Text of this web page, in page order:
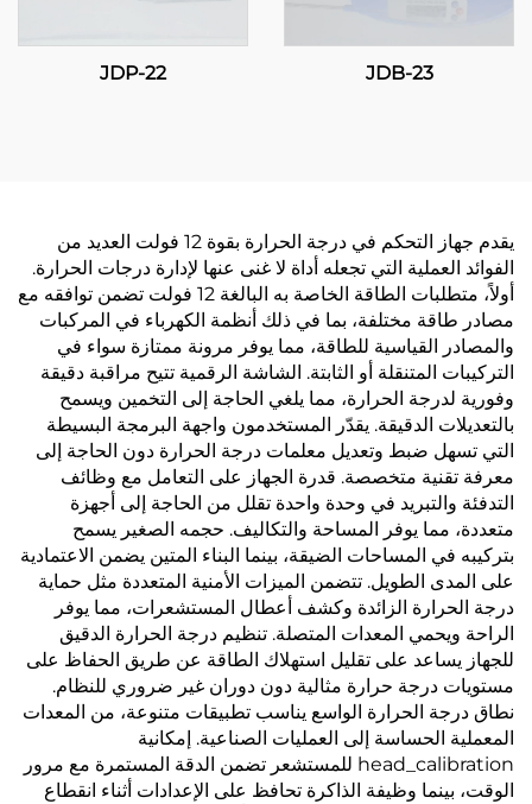
JDB-23
JDP-22
يقدم جهاز التحكم في درجة الحرارة بقوة 12 فولت العديد من
الفوائد العملية التي تجعله أداة لا غنى عنها لإدارة درجات الحرارة.
أولاً، متطلبات الطاقة الخاصة به البالغة 12 فولت تضمن توافقه مع
مصادر طاقة مختلفة، بما في ذلك أنظمة الكهرباء في المركبات
والمصادر القياسية للطاقة، مما يوفر مرونة ممتازة سواء في
التركيبات المتنقلة أو الثابتة. الشاشة الرقمية تتيح مراقبة دقيقة
وفورية لدرجة الحرارة، مما يلغي الحاجة إلى التخمين ويسمح
بالتعديلات الدقيقة. يقدّر المستخدمون واجهة البرمجة البسيطة
التي تسهل ضبط وتعديل معلمات درجة الحرارة دون الحاجة إلى
معرفة تقنية متخصصة. قدرة الجهاز على التعامل مع وظائف
التدفئة والتبريد في وحدة واحدة تقلل من الحاجة إلى أجهزة
متعددة، مما يوفر المساحة والتكاليف. حجمه الصغير يسمح
بتركيبه في المساحات الضيقة، بينما البناء المتين يضمن الاعتمادية
على المدى الطويل. تتضمن الميزات الأمنية المتعددة مثل حماية
درجة الحرارة الزائدة وكشف أعطال المستشعرات، مما يوفر
الراحة ويحمي المعدات المتصلة. تنظيم درجة الحرارة الدقيق
للجهاز يساعد على تقليل استهلاك الطاقة عن طريق الحفاظ على
مستويات درجة حرارة مثالية دون دوران غير ضروري للنظام.
نطاق درجة الحرارة الواسع يناسب تطبيقات متنوعة، من المعدات
المعملية الحساسة إلى العمليات الصناعية. إمكانية
head_calibration للمستشعر تضمن الدقة المستمرة مع مرور
الوقت، بينما وظيفة الذاكرة تحافظ على الإعدادات أثناء انقطاع